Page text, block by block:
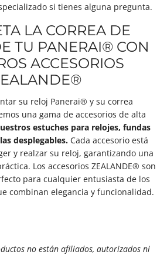
si tienes alguna pregunta.
LA CORREA DE
TU PANERAI® CON
ACCESORIOS
su reloj Panerai® y su correa
una gama de accesorios de alta
estuches para relojes, fundas
desplegables. Cada accesorio está
y realzar su reloj, garantizando una
Los accesorios ZEALANDE® son
para cualquier entusiasta de los
combinan elegancia y funcionalidad.
no están afiliados, autorizados ni